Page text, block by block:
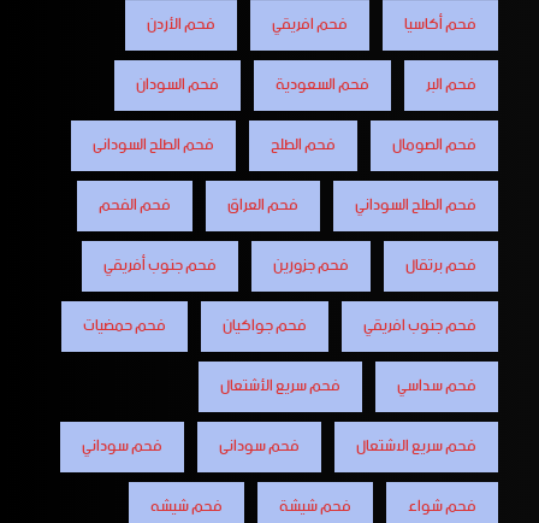
فحم أكاسيا
فحم افريقي
فحم الأردن
فحم البر
فحم السعودية
فحم السودان
فحم الصومال
فحم الطلح
فحم الطلح السودانى
فحم الطلح السوداني
فحم العراق
فحم الفحم
فحم برتقال
فحم جزورين
فحم جنوب أفريقي
فحم جنوب افريقي
فحم جواكيان
فحم حمضيات
فحم سداسي
فحم سريع الأشتعال
فحم سريع الاشتعال
فحم سودانى
فحم سوداني
فحم شواء
فحم شيشة
فحم شيشه